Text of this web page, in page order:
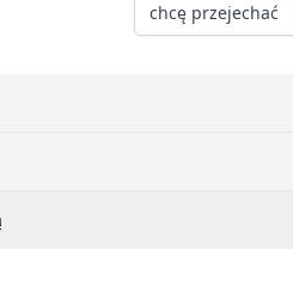
chcę przejechać